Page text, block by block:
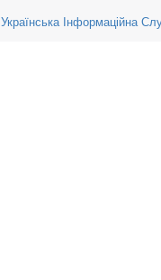
Українська Інформаційна